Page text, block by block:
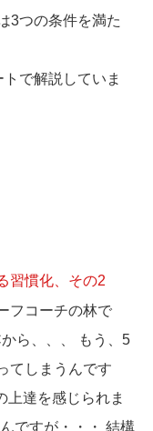
3つの条件を満た
で解説していま
習慣化、その2
フコーチの林で
ら、、、 もう、5
てしまうんです
上達を感じられま
ですが・・・ 結構